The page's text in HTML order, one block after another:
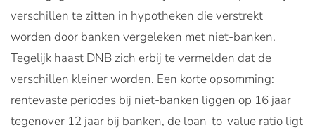
verschillen te zitten in hypotheken die verstrekt
worden door banken vergeleken met niet-banken.
Tegelijk haast DNB zich erbij te vermelden dat de
verschillen kleiner worden. Een korte opsomming:
rentevaste periodes bij niet-banken liggen op 16 jaar
tegenover 12 jaar bij banken, de loan-to-value ratio ligt